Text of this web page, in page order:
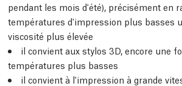
pendant les mois d'été), précisément en
températures d'impression plus basses
viscosité plus élevée
il convient aux stylos 3D, encore une
températures plus basses
il convient à l'impression à grande